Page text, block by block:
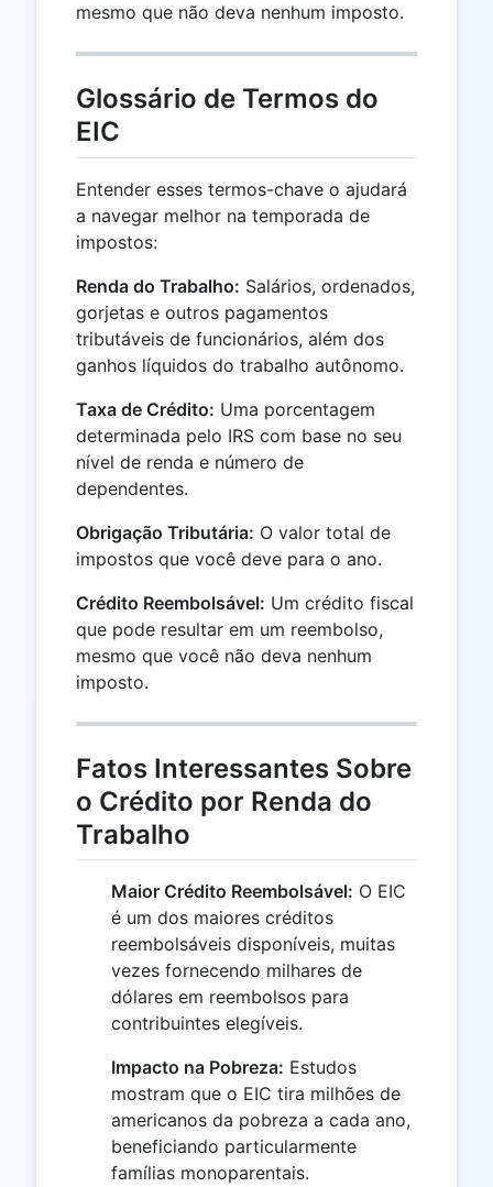
mesmo que não deva nenhum imposto.
Glossário de Termos do
EIC
Entender esses termos-chave o ajudará
a navegar melhor na temporada de
impostos:
Renda do Trabalho: Salários, ordenados,
gorjetas e outros pagamentos
tributáveis de funcionários, além dos
ganhos líquidos do trabalho autônomo.
Taxa de Crédito: Uma porcentagem
determinada pelo IRS com base no seu
nível de renda e número de
dependentes.
Obrigação Tributária: O valor total de
impostos que você deve para o ano.
Crédito Reembolsável: Um crédito fiscal
que pode resultar em um reembolso,
mesmo que você não deva nenhum
imposto.
Fatos Interessantes Sobre
o Crédito por Renda do
Trabalho
Maior Crédito Reembolsável: O EIC
é um dos maiores créditos
reembolsáveis disponíveis, muitas
vezes fornecendo milhares de
dólares em reembolsos para
contribuintes elegíveis.
Impacto na Pobreza: Estudos
mostram que o EIC tira milhões de
americanos da pobreza a cada ano,
beneficiando particularmente
famílias monoparentais.